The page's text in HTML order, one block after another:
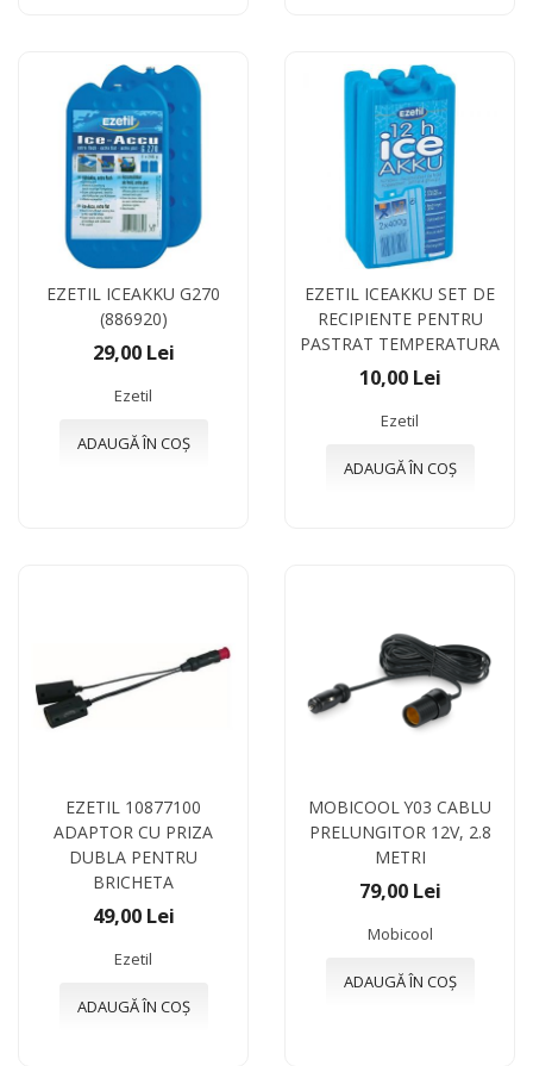
EZETIL ICEAKKU G270
(886920)
29,00 Lei
Ezetil
ADAUGĂ ÎN COȘ
EZETIL ICEAKKU SET DE
RECIPIENTE PENTRU
PASTRAT TEMPERATURA
10,00 Lei
Ezetil
ADAUGĂ ÎN COȘ
EZETIL 10877100
ADAPTOR CU PRIZA
DUBLA PENTRU
BRICHETA
49,00 Lei
Ezetil
ADAUGĂ ÎN COȘ
MOBICOOL Y03 CABLU
PRELUNGITOR 12V, 2.8
METRI
79,00 Lei
Mobicool
ADAUGĂ ÎN COȘ